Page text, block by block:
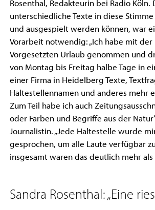
Rosenthal, Redakteurin bei Radio Köln.
unterschiedliche Texte in diese
und ausgespielt werden können, war
Vorarbeit notwendig: „Ich habe mit der
Vorgesetzten Urlaub genommen und
von Montag bis Freitag halbe Tage in
einer Firma in Heidelberg Texte,
Haltestellennamen und anderes mehr
Zum Teil habe ich auch
oder Farben und Begriffe aus der
Journalistin. „Jede Haltestelle wurde
gesprochen, um alle Laute verfügbar
insgesamt waren das deutlich mehr als
Sandra Rosenthal: „Eine